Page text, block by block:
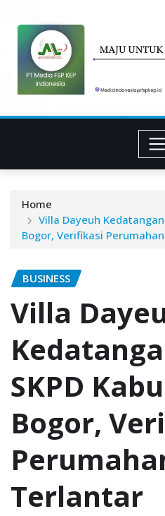
content
Home
Villa Dayeuh
Bogor, Verifikasi
BUSINESS
Villa
SKPD
Bogor,
Terlantar